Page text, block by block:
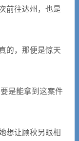
前往达州，也是
的，那便是惊天
是能拿到这案件
想让顾秋另眼相